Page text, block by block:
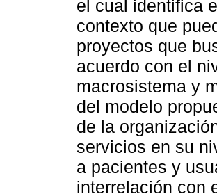
el cual identifica
contexto que
proyectos que
acuerdo con el
macrosistema y
del modelo
de la
servicios en su
a pacientes y
interrelación con